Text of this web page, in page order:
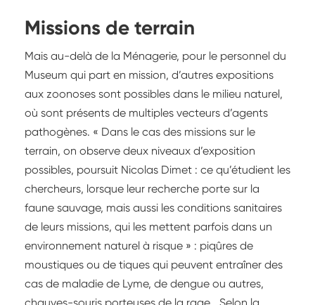
Missions de terrain
Mais au-delà de la Ménagerie, pour le personnel du
Museum qui part en mission, d’autres expositions
aux zoonoses sont possibles dans le milieu naturel,
où sont présents de multiples vecteurs d’agents
pathogènes. « Dans le cas des missions sur le
terrain, on observe deux niveaux d’exposition
possibles, poursuit Nicolas Dimet : ce qu’étudient les
chercheurs, lorsque leur recherche porte sur la
faune sauvage, mais aussi les conditions sanitaires
de leurs missions, qui les mettent parfois dans un
environnement naturel à risque » : piqûres de
moustiques ou de tiques qui peuvent entraîner des
cas de maladie de Lyme, de dengue ou autres,